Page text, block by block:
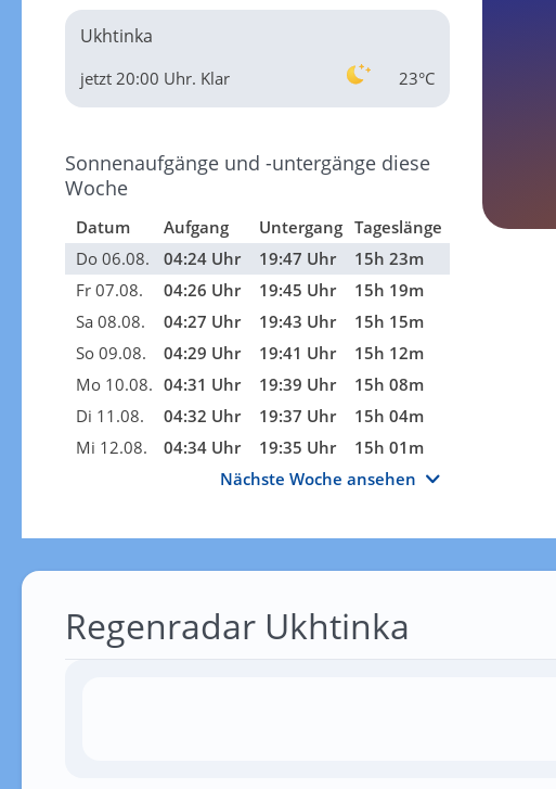
Ukhtinka
23°C
jetzt 20:00 Uhr. Klar
Sonnenaufgänge und -untergänge diese
Woche
Datum Aufgang Untergang Tageslänge
Do 06.08.
04:24 Uhr 19:47 Uhr
15h 23m
Fr 07.08.
04:26 Uhr 19:45 Uhr
15h 19m
Sa 08.08.
04:27 Uhr 19:43 Uhr
15h 15m
So 09.08.
04:29 Uhr 19:41 Uhr
15h 12m
Mo 10.08. 04:31 Uhr 19:39 Uhr
15h 08m
Di 11.08.
04:32 Uhr 19:37 Uhr
15h 04m
Mi 12.08.
04:34 Uhr 19:35 Uhr
15h 01m
Nächste Woche ansehen
Regenradar Ukhtinka